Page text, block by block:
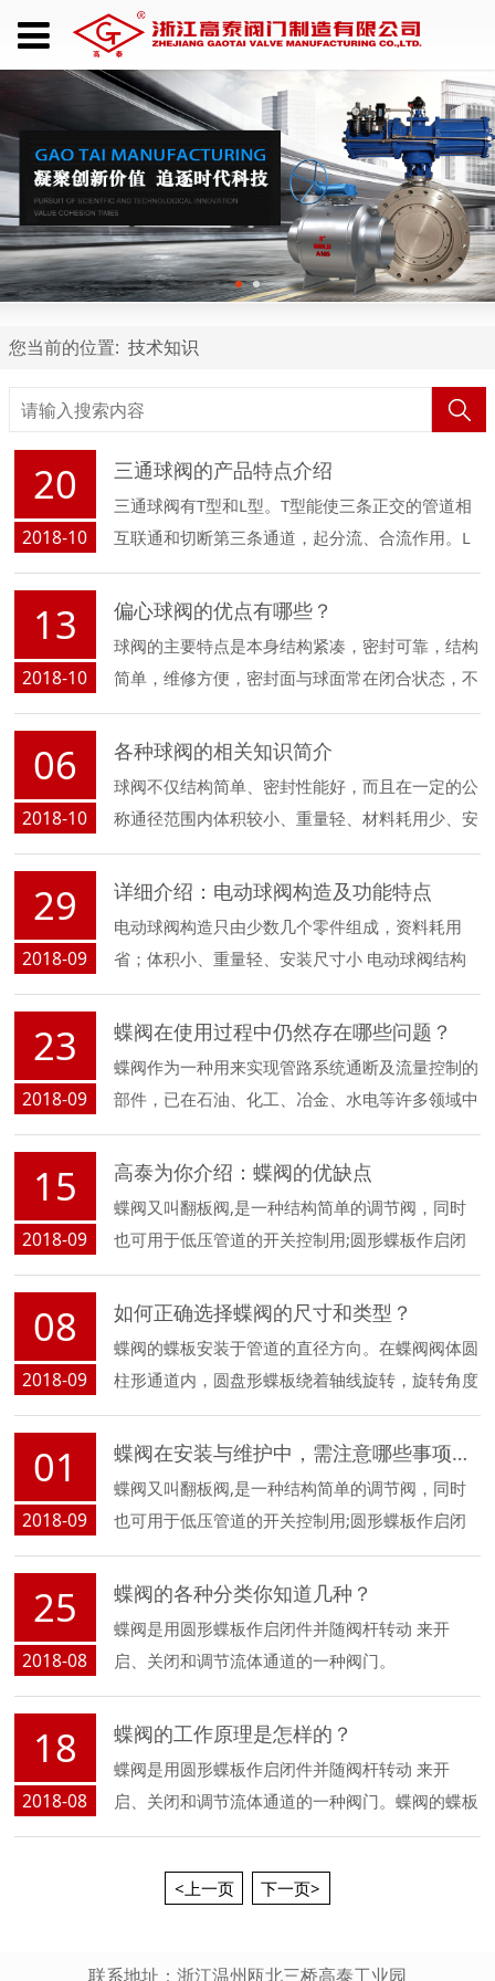
您当前的位置: 技术知识
20
2018-10
三通球阀的产品特点介绍
三通球阀有T型和L型。T型能使三条正交的管道相
互联通和切断第三条通道，起分流、合流作用。L
型只能连接相互正交的两条管道，不能同时保持第
三条管道的相互连通，只起分配作用。
13
2018-10
偏心球阀的优点有哪些？
球阀的主要特点是本身结构紧凑，密封可靠，结构
简单，维修方便，密封面与球面常在闭合状态，不
易被介质冲蚀，易于操作和维修。下面小编给大家
讲讲偏心球阀的优点有哪些？
06
2018-10
各种球阀的相关知识简介
球阀不仅结构简单、密封性能好，而且在一定的公
称通径范围内体积较小、重量轻、材料耗用少、安
装尺寸小，并且驱动力矩小，操作简便、易实现快
速启闭，是近 十几年来发展最快的阀门品种之
一。下面小编带大家了解一下各种球阀的相关知识
吧！
29
2018-09
详细介绍：电动球阀构造及功能特点
电动球阀构造只由少数几个零件组成，资料耗用
省；体积小、重量轻、安装尺寸小 电动球阀结构
图，驱动力矩小， 压力调节阀，操作简便、敏
捷，只需旋转90°即可快速启闭；并且还同时具有
良好的流量。。。
23
2018-09
蝶阀在使用过程中仍然存在哪些问题？
蝶阀作为一种用来实现管路系统通断及流量控制的
部件，已在石油、化工、冶金、水电等许多领域中
得到极为广泛地应用。在已公知的蝶阀技术中，其
密封形式多采用密封结构，密封材料为橡胶、聚四
氟乙烯等。
15
2018-09
高泰为你介绍：蝶阀的优缺点
蝶阀又叫翻板阀,是一种结构简单的调节阀，同时
也可用于低压管道的开关控制用;圆形蝶板作启闭
件并随阀杆转动，以实现启闭动作的阀门。蝶阀结
构简单，开关迅速，体积小，重量轻和启闭力矩
小。那么蝶阀具有哪些优缺点呢？
08
2018-09
如何正确选择蝶阀的尺寸和类型？
蝶阀的蝶板安装于管道的直径方向。在蝶阀阀体圆
柱形通道内，圆盘形蝶板绕着轴线旋转，旋转角度
为0°-90°之间，旋转到90°时，阀门则牌全开状
态。蝶阀结构简单、体积小、重量轻，只由少数几
个零件组成。
01
2018-09
蝶阀在安装与维护中，需注意哪些事项呢？
蝶阀又叫翻板阀,是一种结构简单的调节阀，同时
也可用于低压管道的开关控制用;圆形蝶板作启闭
件并随阀杆转动，以实现启闭动作的阀门。蝶阀结
构简单，开关迅速，体积小，重量轻和启闭力矩
小。那么蝶阀在安装与维护中，需注意哪些事项
呢？
25
2018-08
蝶阀的各种分类你知道几种？
蝶阀是用圆形蝶板作启闭件并随阀杆转动 来开
启、关闭和调节流体通道的一种阀门。
18
2018-08
蝶阀的工作原理是怎样的？
蝶阀是用圆形蝶板作启闭件并随阀杆转动 来开
启、关闭和调节流体通道的一种阀门。蝶阀的蝶板
安装于管道的直径方向。在蝶阀阀体圆柱形通道
0°~90°之间，旋转到90°时，阀门则呈全开状态。
<上一页 下一页>
联系地址：浙江温州瓯北三桥高泰工业园